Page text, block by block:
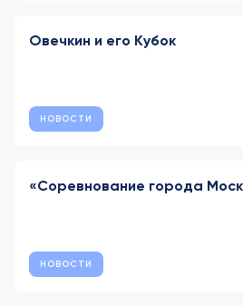
Овечкин и его Кубок
НОВОСТИ
«Соревнование города
НОВОСТИ